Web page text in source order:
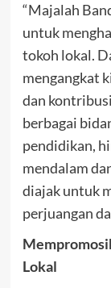
“Majalah
untuk
tokoh lokal.
mengangkat
dan
berbagai
pendidikan,
mendalam
diajak untuk
perjuangan
Lokal